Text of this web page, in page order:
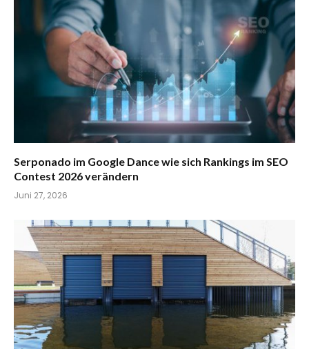
Serponado im Google Dance wie sich Rankings im SEO
Contest 2026 verändern
Juni 27, 2026